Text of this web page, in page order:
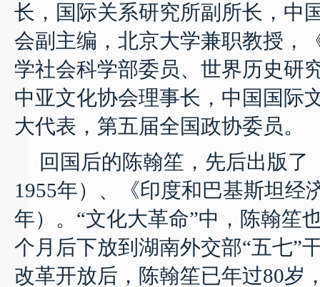
长，国际关系研究所副所长，中
会副主编，北京大学兼职教授，
学社会科学部委员、世界历史研
中亚文化协会理事长，中国国际
大代表，第五届全国政协委员。
回国后的陈翰笙，先后出版
1955年）、《印度和巴基斯坦经
年）。 “文化大革命”中，陈翰笙
个月后下放到湖南外交部“五七”
改革开放后，陈翰笙已年过80岁